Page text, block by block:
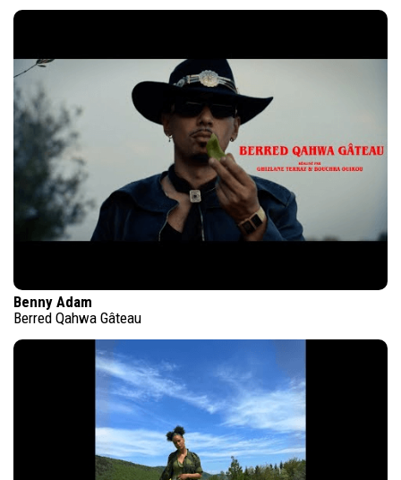
Benny Adam
Berred Qahwa Gâteau